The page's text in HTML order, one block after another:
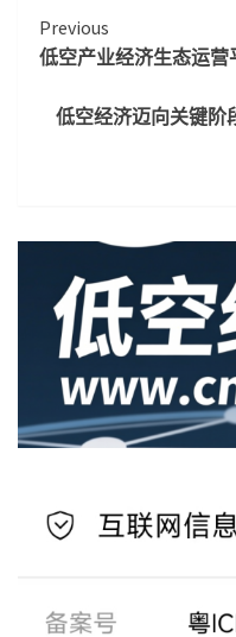
Continue
Reading
Previous
低空产业经济生态运营
低空经济迈向关键阶